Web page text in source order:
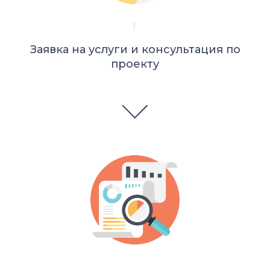
1
Заявка на услуги и консультация по
проекту